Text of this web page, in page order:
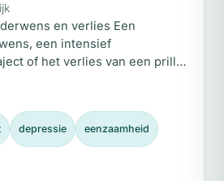
en verlies Een
een intensief
of het verlies van een prille
op zijn kop zetten. Het
eenzaam proces waarin hoop
elkaar voortdurend
emoties zoals verdriet, angst
ongemerkt opstapelen.
depressie eenzaamheid